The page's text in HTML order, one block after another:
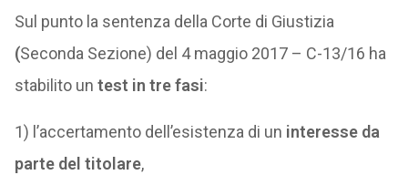
Sul punto la sentenza della Corte di Giustizia
(Seconda Sezione) del 4 maggio 2017 – C-13/16 ha
stabilito un test in tre fasi:
1) l’accertamento dell’esistenza di un interesse da
parte del titolare,